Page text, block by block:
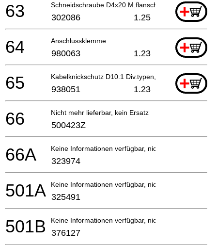
Schneidschraube D4x20 M.flansch (schwarz) Cg18dal
+
63 302086 1.25
Anschlussklemme +
64 980063 1.23
Kabelknickschutz D10.1 Div.typen, C8fshe, C8fse
+
65 938051 1.23
Nicht mehr lieferbar, kein Ersatz
66 500423Z
Keine Informationen verfügbar, nicht bestellbar
66A 323974
Keine Informationen verfügbar, nicht bestellbar
501A 325491
Keine Informationen verfügbar, nicht bestellbar
501B 376127